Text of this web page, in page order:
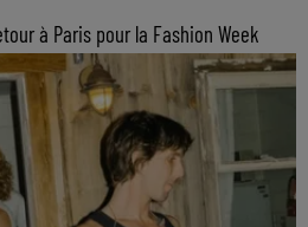
à Paris pour la Fashion Week